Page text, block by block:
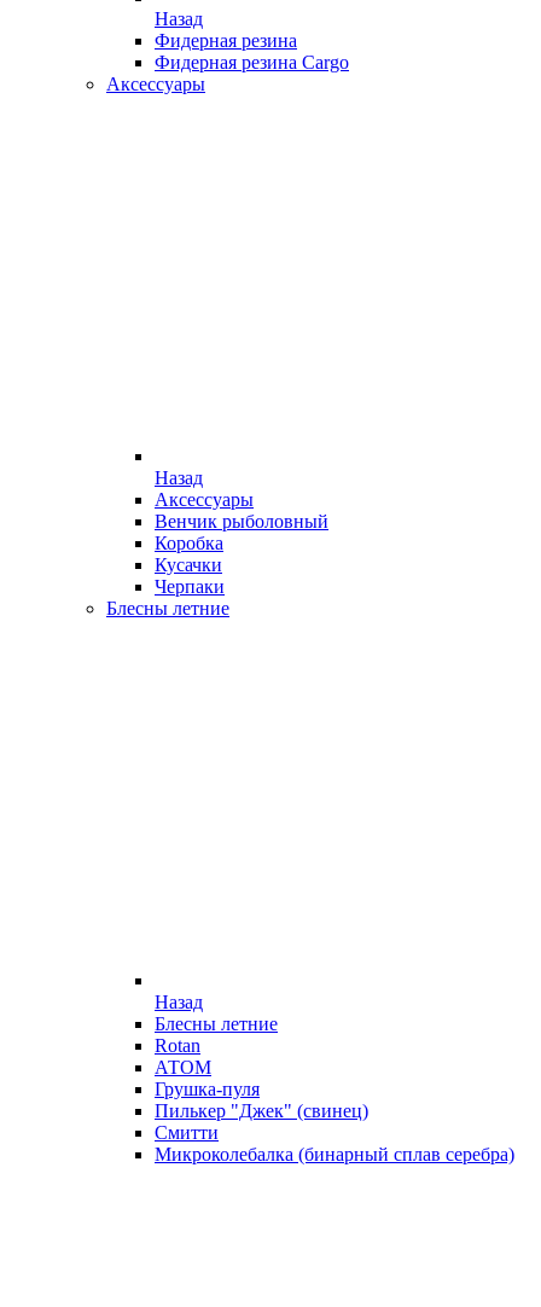
Назад
Фидерная резина
Фидерная резина Cargo
Аксессуары
Назад
Аксессуары
Венчик рыболовный
Коробка
Кусачки
Черпаки
Блесны летние
Назад
Блесны летние
Rotan
АТОМ
Грушка-пуля
Пилькер "Джек" (свинец)
Смитти
Микроколебалка (бинарный сплав серебра)